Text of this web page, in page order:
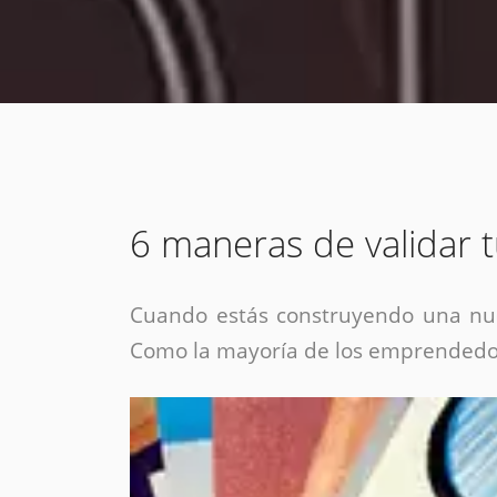
marketing digital.
¡COTIZA AQUÍ!
6 maneras de validar
Cuando estás construyendo una
Como la mayoría de los